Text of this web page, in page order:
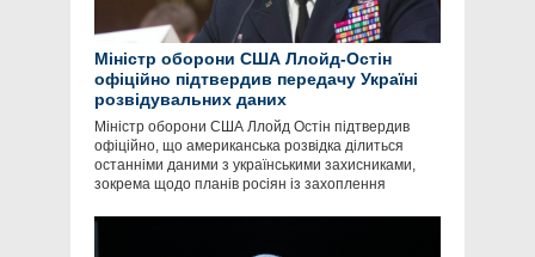
Міністр оборони США Ллойд-Остін
офіційно підтвердив передачу Україні
розвідувальних даних
Міністр оборони США Ллойд Остін підтвердив
офіційно, що американська розвідка ділиться
останніми даними з українськими захисниками,
зокрема щодо планів росіян із захоплення